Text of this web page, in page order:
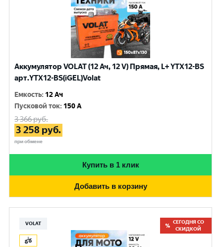
Аккумулятор VOLAT (12 Ач, 12 V) Прямая, L+ YTX12-BS
арт.YTX12-BS(iGEL)Volat
Емкость: 12 Ач
Пусковой ток: 150 A
3 366руб.
3 258 руб.
при обмене
Купить в 1 клик
Добавить в корзину
VOLAT
СЕГОДНЯ СО
СКИДКОЙ